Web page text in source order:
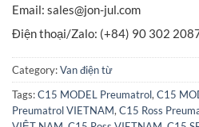
Category:Van điện từ
Tags:C15 MODEL Preumatrol,C15
Preumatrol VIETNAM,C15 Ross